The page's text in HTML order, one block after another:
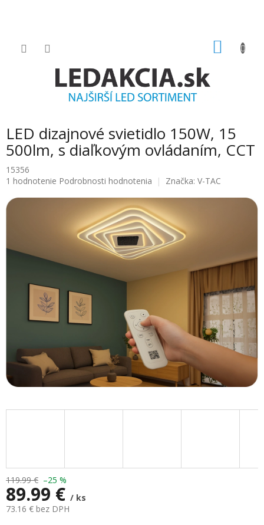
LED dizajnové svietidlo 150W, 15
500lm, s diaľkovým ovládaním, CCT
15356
Priemerné
produktu
5
hviezdičiek.
1 hodnotenie Podrobnosti hodnotenia Značka: V-TAC
119.99 € –25 %
89.99 € / ks
73.16 € bez DPH